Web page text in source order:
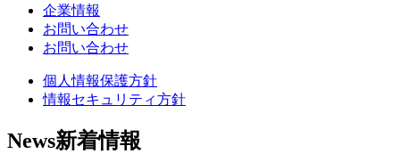
企業情報
お問い合わせ
お問い合わせ
個人情報保護方針
情報セキュリティ方針
News新着情報